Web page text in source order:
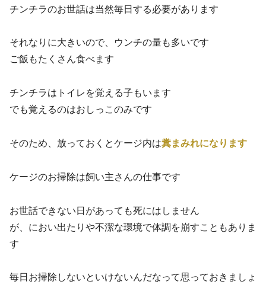
チンチラのお世話は当然毎日する必要があります
それなりに大きいので、ウンチの量も多いです
ご飯もたくさん食べます
チンチラはトイレを覚える子もいます
でも覚えるのはおしっこのみです
そのため、放っておくとケージ内は糞まみれになります
ケージのお掃除は飼い主さんの仕事です
お世話できない日があっても死にはしません
が、におい出たりや不潔な環境で体調を崩すこともありま
す
毎日お掃除しないといけないんだなって思っておきましょ